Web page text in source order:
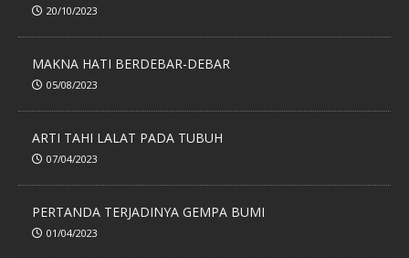
20/10/2023
MAKNA HATI BERDEBAR-DEBAR
05/08/2023
ARTI TAHI LALAT PADA TUBUH
07/04/2023
PERTANDA TERJADINYA GEMPA BUMI
01/04/2023